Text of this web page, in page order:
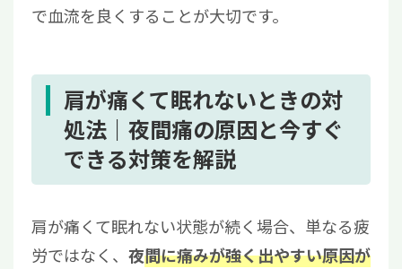
で血流を良くすることが大切です。
肩が痛くて眠れないときの対
処法｜夜間痛の原因と今すぐ
できる対策を解説
肩が痛くて眠れない状態が続く場合、単なる疲
労ではなく、 夜間に痛みが強く出やすい原因が